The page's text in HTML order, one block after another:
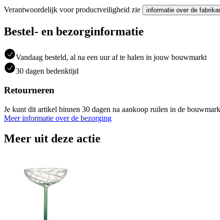
Verantwoordelijk voor productveiligheid zie informatie over de
Bestel- en bezorginformatie
Vandaag besteld, al na een uur af te halen in jouw bouwmarkt
30 dagen bedenktijd
Retourneren
Je kunt dit artikel binnen 30 dagen na aankoop ruilen in de
Meer informatie over de bezorging
Meer uit deze actie